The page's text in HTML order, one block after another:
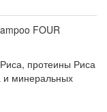
FOUR
Риса, протеины Риса
и минеральных